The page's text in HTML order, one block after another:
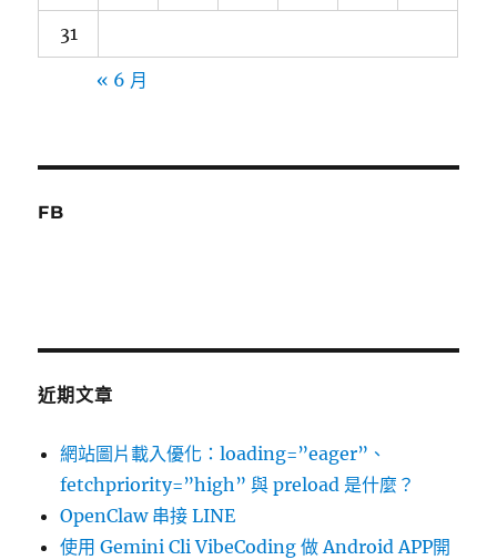
31
« 6 月
FB
近期文章
網站圖片載入優化：loading=”eager”、
fetchpriority=”high” 與 preload 是什麼？
OpenClaw 串接 LINE
使用 Gemini Cli VibeCoding 做 Android APP開